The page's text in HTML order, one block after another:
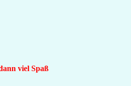
viel Spaß